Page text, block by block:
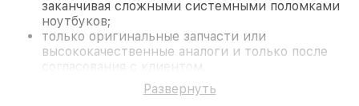
заканчивая сложными системными поломками
ноутбуков;
только оригинальные запчасти или
высококачественные аналоги и только после
согласования с клиентом.
На все работы и замененные комплектующие
предоставляется длительная гарантия. В случае
Развернуть